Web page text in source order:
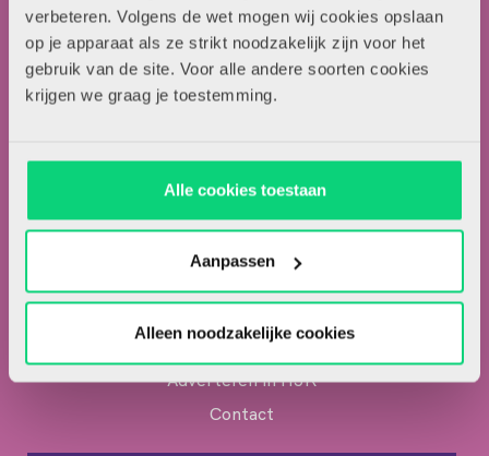
verbeteren. Volgens de wet mogen wij cookies opslaan
op je apparaat als ze strikt noodzakelijk zijn voor het
gebruik van de site. Voor alle andere soorten cookies
krijgen we graag je toestemming.
Alle cookies toestaan
Aanpassen
Alleen noodzakelijke cookies
Over HJK
Artikel insturen
Adverteren in HJK
Contact
Contactgegevens
Uitgeverij Zwijsen
5041 SE Tilburg
contact@hjk-online.nl